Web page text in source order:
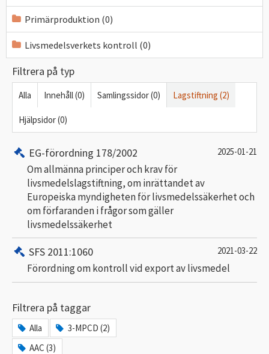
Primärproduktion (0)
Livsmedelsverkets kontroll (0)
Filtrera på typ
Alla Innehåll (0) Samlingssidor (0) Lagstiftning (2)
Hjälpsidor (0)
EG-förordning 178/2002 2025-01-21
Om allmänna principer och krav för
livsmedelslagstiftning, om inrättandet av
Europeiska myndigheten för livsmedelssäkerhet och
om förfaranden i frågor som gäller
livsmedelssäkerhet
SFS 2011:1060 2021-03-22
Förordning om kontroll vid export av livsmedel
Filtrera på taggar
Alla
3-MPCD (2)
AAC (3)